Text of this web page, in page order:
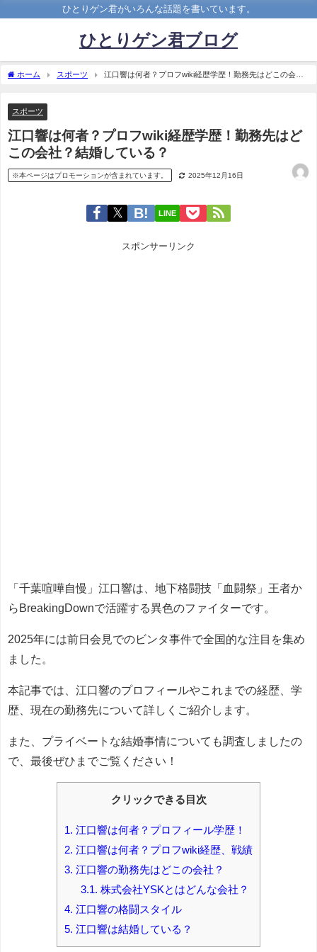
ひとりゲン君がいろんな話題を書いています。
ひとりゲン君ブログ
ホーム スポーツ
江口響は何者？プロフwiki経歴学歴！勤務先はどこの会
スポーツ
江口響は何者？プロフwiki経歴学歴！勤務先はど
この会社？結婚している？
※本ページはプロモーションが含まれています。 2025年12月16日
LINE
スポンサーリンク
「千葉喧嘩自慢」江口響は、地下格闘技「血闘祭」王者か
らBreakingDownで活躍する異色のファイターです。
2025年には前日会見でのビンタ事件で全国的な注目を集め
ました。
本記事では、江口響のプロフィールやこれまでの経歴、学
歴、現在の勤務先について詳しくご紹介します。
また、プライベートな結婚事情についても調査しましたの
で、最後ぜひまでご覧ください！
クリックできる目次
1. 江口響は何者？プロフィール学歴！
2. 江口響は何者？プロフwiki経歴、戦績
3. 江口響の勤務先はどこの会社？
3.1. 株式会社YSKとはどんな会社？
4. 江口響の格闘スタイル
5. 江口響は結婚している？